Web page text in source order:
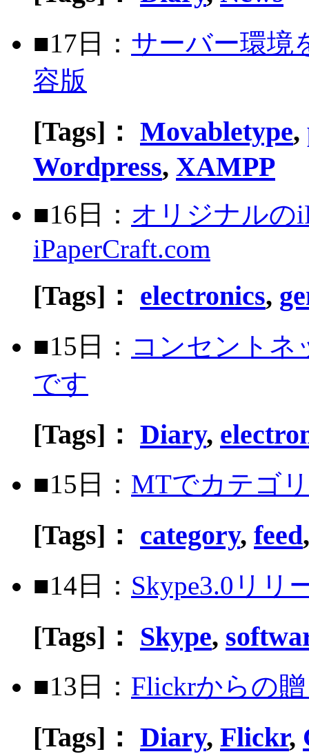
■17日： サーバー環境
容版
[Tags]： Movabletype,
Wordpress, XAMPP
■16日： オリジナルの
iPaperCraft.com
[Tags]： electronics,
■15日： コンセントネ
です
[Tags]： Diary,
■15日： MTでカテゴ
[Tags]： category, feed
■14日： Skype3.0リリ
[Tags]： Skype,
■13日： Flickrからの
[Tags]： Diary, Flickr,